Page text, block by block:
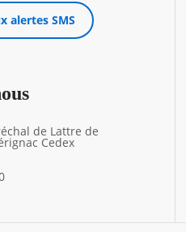
alertes SMS
de Lattre de
Cedex